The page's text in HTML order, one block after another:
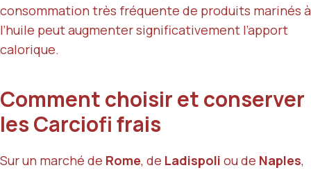
consommation très fréquente de produits marinés à
l’huile peut augmenter significativement l’apport
calorique.
Comment choisir et conserver
les Carciofi frais
Sur un marché de Rome, de Ladispoli ou de Naples,